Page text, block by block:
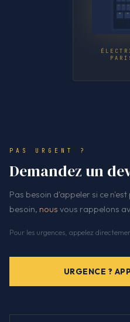
PAS URGENT ?
Demandez un
Pas besoin d'appeler si ce
besoin, nous vous rappelons
Pour les urgences, appelez
URGENCE ?